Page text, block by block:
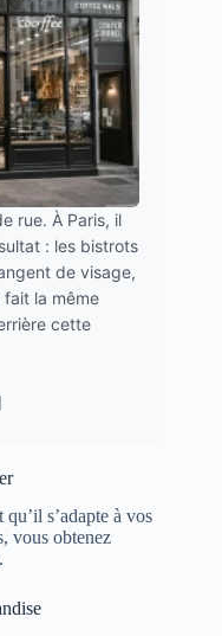
rue. À Paris, il
: les bistrots
de visage,
fait la même
cette
qu’il s’adapte à vos
vous obtenez